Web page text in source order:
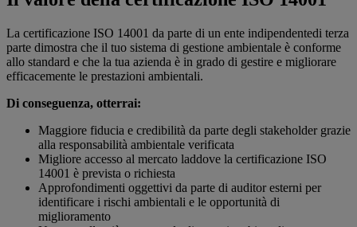
La certificazione ISO 14001 da parte di un ente indipendentedi terza
parte dimostra che il tuo sistema di gestione ambientale è conforme
allo standard e che la tua azienda è in grado di gestire e migliorare
efficacemente le prestazioni ambientali.
Di conseguenza, otterrai:
Maggiore fiducia e credibilità da parte degli stakeholder grazie
alla responsabilità ambientale verificata
Migliore accesso al mercato laddove la certificazione ISO
14001 è prevista o richiesta
Approfondimenti oggettivi da parte di auditor esterni per
identificare i rischi ambientali e le opportunità di
miglioramento